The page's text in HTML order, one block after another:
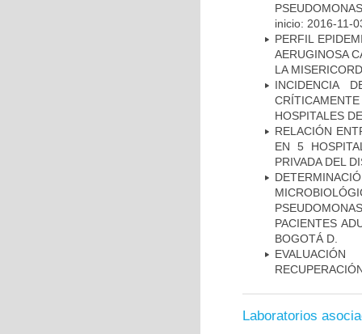
inicio: 2016-11-
PERFIL
AERUGINOSA
LA
INCIDENCIA
HOSPITALES
RELACIÓN
EN 5
PRIVADA DEL
PACIENTES
BOGOTÁ D.
Laboratorios